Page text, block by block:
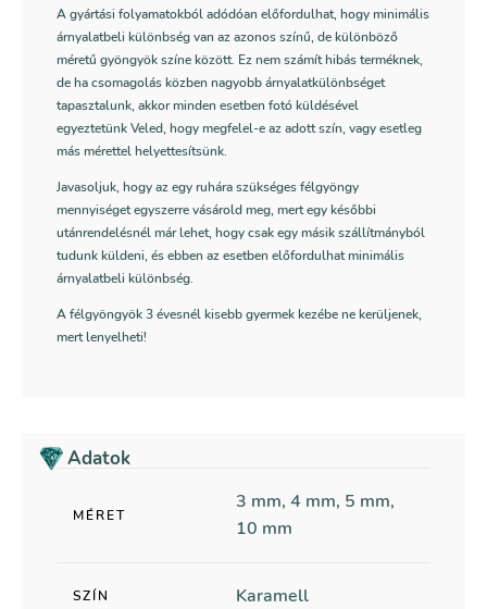
A gyártási folyamatokból adódóan előfordulhat, hogy minimális
árnyalatbeli különbség van az azonos színű, de különböző
méretű gyöngyök színe között. Ez nem számít hibás terméknek,
de ha csomagolás közben nagyobb árnyalatkülönbséget
tapasztalunk, akkor minden esetben fotó küldésével
egyeztetünk Veled, hogy megfelel-e az adott szín, vagy esetleg
más mérettel helyettesítsünk.
Javasoljuk, hogy az egy ruhára szükséges félgyöngy
mennyiséget egyszerre vásárold meg, mert egy későbbi
utánrendelésnél már lehet, hogy csak egy másik szállítmányból
tudunk küldeni, és ebben az esetben előfordulhat minimális
árnyalatbeli különbség.
A félgyöngyök 3 évesnél kisebb gyermek kezébe ne kerüljenek,
mert lenyelheti!
Adatok
MÉRET
3 mm, 4 mm, 5 mm,
10 mm
SZÍN Karamell